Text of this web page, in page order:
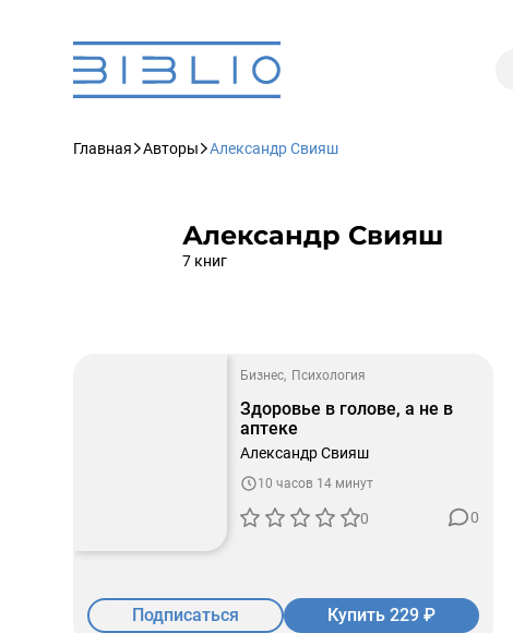
Главная Авторы Александр Свияш
Александр Свияш
7 книг
Бизнес Психология
Здоровье в голове, а не в
аптеке
Александр Свияш
10 часов 14 минут
0 0
Подписаться Купить 229 ₽